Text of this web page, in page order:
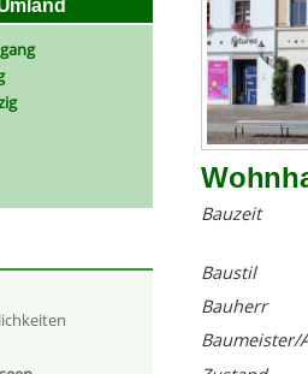
Bauzeit
Baustil
Bauherr
Baumeister/